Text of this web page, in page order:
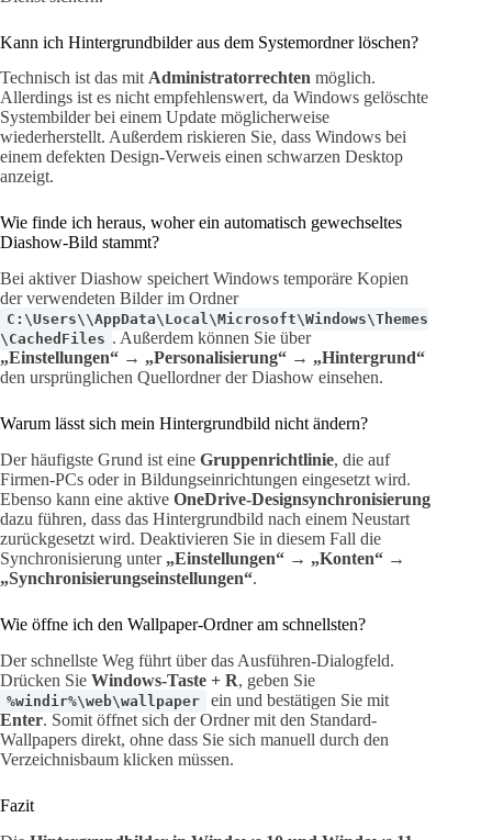
Kann ich Hintergrundbilder aus dem Systemordner löschen?
Technisch ist das mitAdministratorrechten möglich.
Allerdings ist es nicht empfehlenswert, da Windows gelöschte
Systembilder bei einem Update möglicherweise
wiederherstellt. Außerdem riskieren Sie, dass Windows bei
einem defekten Design-Verweis einen schwarzen Desktop
anzeigt.
Wie finde ich heraus, woher ein automatisch gewechseltes
Diashow-Bild stammt?
Bei aktiver Diashow speichert Windows temporäre Kopien
der verwendeten Bilder im Ordner
C:\Users\\AppData\Local\Microsoft\Windows\Themes
\CachedFiles . Außerdem können Sie über
„Einstellungen“ → „Personalisierung“ → „Hintergrund“
den ursprünglichen Quellordner der Diashow einsehen.
Warum lässt sich mein Hintergrundbild nicht ändern?
Der häufigste Grund ist eine Gruppenrichtlinie, die auf
Firmen-PCs oder in Bildungseinrichtungen eingesetzt wird.
Ebenso kann eine aktive OneDrive-Designsynchronisierung
dazu führen, dass das Hintergrundbild nach einem Neustart
zurückgesetzt wird. Deaktivieren Sie in diesem Fall die
Synchronisierung unter „Einstellungen“ → „Konten“ →
„Synchronisierungseinstellungen“.
Wie öffne ich den Wallpaper-Ordner am schnellsten?
Der schnellste Weg führt über das Ausführen-Dialogfeld.
Drücken Sie Windows-Taste + R, geben Sie
%windir%\web\wallpaper
ein und bestätigen Sie mit
Enter. Somit öffnet sich der Ordner mit den Standard-
Wallpapers direkt, ohne dass Sie sich manuell durch den
Verzeichnisbaum klicken müssen.
Fazit